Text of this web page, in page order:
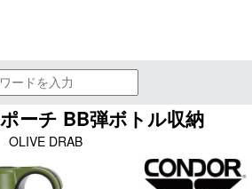
ーチ BB弾ボトル収納
OLIVE DRAB